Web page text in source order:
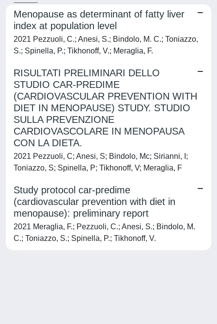
Menopause as determinant of fatty liver
index at population level
2021 Pezzuoli, C.; Anesi, S.; Bindolo, M. C.; Toniazzo,
S.; Spinella, P.; Tikhonoff, V.; Meraglia, F.
RISULTATI PRELIMINARI DELLO
STUDIO CAR-PREDIME
(CARDIOVASCULAR PREVENTION WITH
DIET IN MENOPAUSE) STUDY. STUDIO
SULLA PREVENZIONE
CARDIOVASCOLARE IN MENOPAUSA
CON LA DIETA.
2021 Pezzuoli, C; Anesi, S; Bindolo, Mc; Sirianni, I;
Toniazzo, S; Spinella, P; Tikhonoff, V; Meraglia, F
Study protocol car-predime
(cardiovascular prevention with diet in
menopause): preliminary report
2021 Meraglia, F.; Pezzuoli, C.; Anesi, S.; Bindolo, M.
C.; Toniazzo, S.; Spinella, P.; Tikhonoff, V.